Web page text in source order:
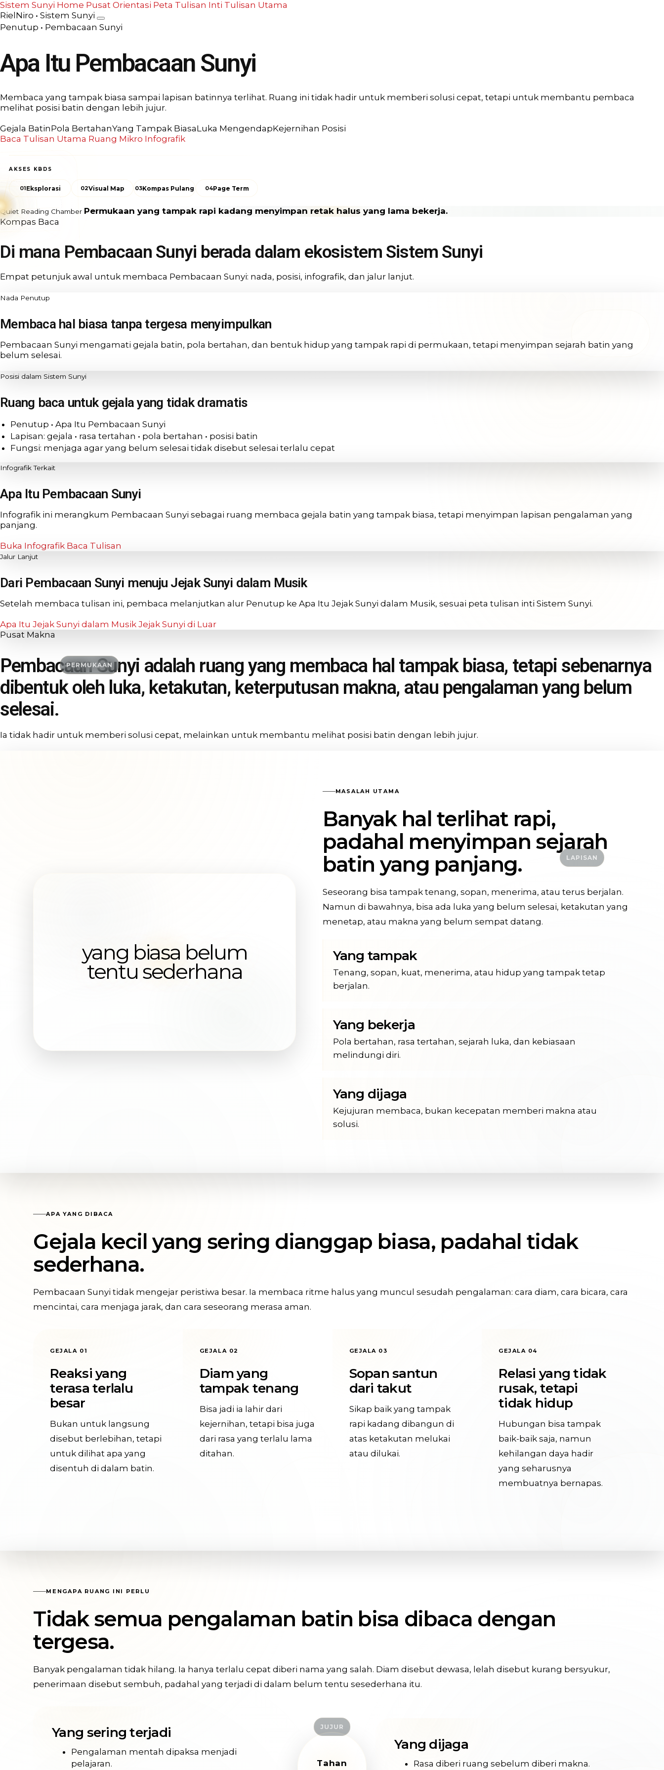
Sistem Sunyi Home Pusat Orientasi Peta Tulisan Inti Tulisan Utama
RielNiro • Sistem Sunyi
Penutup • Pembacaan Sunyi
Apa Itu Pembacaan Sunyi
Membaca yang tampak biasa sampai lapisan batinnya terlihat. Ruang ini tidak hadir untuk memberi solusi cepat, tetapi untuk membantu pembaca
melihat posisi batin dengan lebih jujur.
Gejala BatinPola BertahanYang Tampak BiasaLuka MengendapKejernihan Posisi
Baca Tulisan Utama Ruang Mikro Infografik
AKSES KBDS
01Eksplorasi 02Visual Map 03Kompas Pulang 04Page Term
PERMUKAAN
LAPISAN
JUJUR
Quiet Reading Chamber Permukaan yang tampak rapi kadang menyimpan retak halus yang lama bekerja.
Kompas Baca
Di mana Pembacaan Sunyi berada dalam ekosistem Sistem Sunyi
Empat petunjuk awal untuk membaca Pembacaan Sunyi: nada, posisi, infografik, dan jalur lanjut.
Nada Penutup
Membaca hal biasa tanpa tergesa menyimpulkan
Pembacaan Sunyi mengamati gejala batin, pola bertahan, dan bentuk hidup yang tampak rapi di permukaan, tetapi menyimpan sejarah batin yang
belum selesai.
Posisi dalam Sistem Sunyi
Ruang baca untuk gejala yang tidak dramatis
Penutup • Apa Itu Pembacaan Sunyi
Lapisan: gejala • rasa tertahan • pola bertahan • posisi batin
Fungsi: menjaga agar yang belum selesai tidak disebut selesai terlalu cepat
Infografik Terkait
Apa Itu Pembacaan Sunyi
Infografik ini merangkum Pembacaan Sunyi sebagai ruang membaca gejala batin yang tampak biasa, tetapi menyimpan lapisan pengalaman yang
panjang.
Buka Infografik Baca Tulisan
Jalur Lanjut
Dari Pembacaan Sunyi menuju Jejak Sunyi dalam Musik
Setelah membaca tulisan ini, pembaca melanjutkan alur Penutup ke Apa Itu Jejak Sunyi dalam Musik, sesuai peta tulisan inti Sistem Sunyi.
Apa Itu Jejak Sunyi dalam Musik Jejak Sunyi di Luar
Pusat Makna
Pembacaan Sunyi adalah ruang yang membaca hal tampak biasa, tetapi sebenarnya
dibentuk oleh luka, ketakutan, keterputusan makna, atau pengalaman yang belum
selesai.
Ia tidak hadir untuk memberi solusi cepat, melainkan untuk membantu melihat posisi batin dengan lebih jujur.
MASALAH UTAMA
Banyak hal terlihat rapi,
padahal menyimpan sejarah
batin yang panjang.
Seseorang bisa tampak tenang, sopan, menerima, atau terus berjalan.
Namun di bawahnya, bisa ada luka yang belum selesai, ketakutan yang
menetap, atau makna yang belum sempat datang.
Yang tampak
Tenang, sopan, kuat, menerima, atau hidup yang tampak tetap
berjalan.
Yang bekerja
Pola bertahan, rasa tertahan, sejarah luka, dan kebiasaan
melindungi diri.
Yang dijaga
Kejujuran membaca, bukan kecepatan memberi makna atau
solusi.
APA YANG DIBACA
Gejala kecil yang sering dianggap biasa, padahal tidak
sederhana.
Pembacaan Sunyi tidak mengejar peristiwa besar. Ia membaca ritme halus yang muncul sesudah pengalaman: cara diam, cara bicara, cara
mencintai, cara menjaga jarak, dan cara seseorang merasa aman.
GEJALA 01
Reaksi yang
terasa terlalu
besar
Bukan untuk langsung
disebut berlebihan, tetapi
untuk dilihat apa yang
disentuh di dalam batin.
GEJALA 02
Diam yang
tampak tenang
Bisa jadi ia lahir dari
kejernihan, tetapi bisa juga
dari rasa yang terlalu lama
ditahan.
GEJALA 03
Sopan santun
dari takut
Sikap baik yang tampak
rapi kadang dibangun di
atas ketakutan melukai
atau dilukai.
GEJALA 04
Relasi yang tidak
rusak, tetapi
tidak hidup
Hubungan bisa tampak
baik-baik saja, namun
kehilangan daya hadir
yang seharusnya
membuatnya bernapas.
MENGAPA RUANG INI PERLU
Tidak semua pengalaman batin bisa dibaca dengan
tergesa.
Banyak pengalaman tidak hilang. Ia hanya terlalu cepat diberi nama yang salah. Diam disebut dewasa, lelah disebut kurang bersyukur,
penerimaan disebut sembuh, padahal yang terjadi di dalam belum tentu sesederhana itu.
Yang sering terjadi
Pengalaman mentah dipaksa menjadi
pelajaran.
Tahan
Yang dijaga
Rasa diberi ruang sebelum diberi makna.